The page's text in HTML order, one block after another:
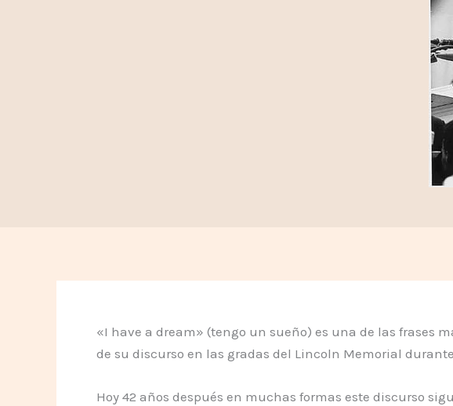
«I have a dream» (tengo un sueño) es una de las frases
de su discurso en las gradas del Lincoln Memorial
Hoy 42 años después en muchas formas este discurso